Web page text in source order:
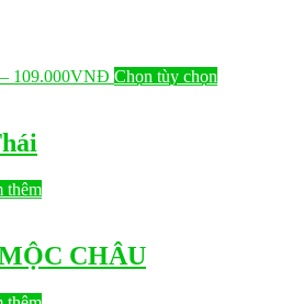
– 109.000VNĐ Chọn tùy chọn
thêm
CHÂU